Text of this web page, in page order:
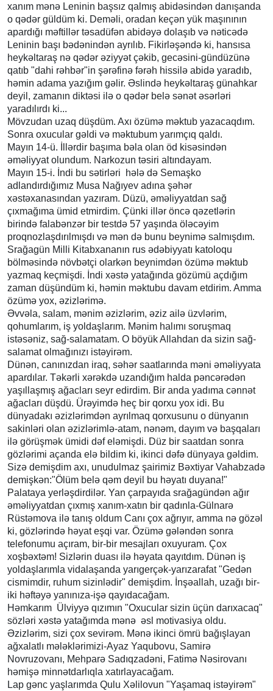
xanım mənə Leninin başsız qalmış abidəsindən danışanda
o qədər güldüm ki. Deməli, oradan keçən yük maşınının
apardığı məftillər təsadüfən abidəyə dolaşıb və nəticədə
Leninin başı bədənindən ayrılıb. Fikirləşəndə ki, hansısa
heykəltaraş nə qədər əziyyət çəkib, gecəsini-gündüzünə
qatıb "dahi rəhbər"in şərəfinə fərəh hissilə abidə yaradıb,
həmin adama yazığım gəlir. Əslində heykəltaraş günahkar
deyil, zamanın diktəsi ilə o qədər belə sənət əsərləri
yaradılırdı ki...
Mövzudan uzaq düşdüm. Axı özümə məktub yazacaqdım.
Sonra oxucular gəldi və məktubum yarımçıq qaldı.
Mayın 14-ü. İllərdir başıma bəla olan öd kisəsindən
əməliyyat olundum. Narkozun təsiri altındayam.
Mayın 15-i. İndi bu sətirləri hələ də Semaşko
adlandırdığımız Musa Nağıyev adına şəhər
xəstəxanasından yazıram. Düzü, əməliyyatdan sağ
çıxmağıma ümid etmirdim. Çünki illər öncə qəzetlərin
birində falabənzər bir testdə 57 yaşında öləcəyim
proqnozlaşdırılmışdı və mən də bunu beynimə salmışdım.
Srağagün Milli Kitabxananın rus ədəbiyyatı katoloqu
bölməsində növbətçi olarkən beynimdən özümə məktub
yazmaq keçmişdi. İndi xəstə yatağında gözümü açdığım
zaman düşündüm ki, həmin məktubu davam etdirim. Amma
özümə yox, əzizlərimə.
Əvvəla, salam, mənim əzizlərim, əziz ailə üzvlərim,
qohumlarım, iş yoldaşlarım. Mənim halımı soruşmaq
istəsəniz, sağ-salamatam. O böyük Allahdan da sizin sağ-
salamat olmağınızı istəyirəm.
Dünən, canınızdan iraq, səhər saatlarında məni əməliyyata
apardılar. Təkərli xərəkdə uzandığım halda pəncərədən
yaşıllaşmış ağacları seyr edirdim. Bir anda yadıma cənnət
ağacları düşdü. Ürəyimdə heç bir qorxu yox idi. Bu
dünyadakı əzizlərimdən ayrılmaq qorxusunu o dünyanın
sakinləri olan əzizlərimlə-atam, nənəm, dayım və başqaları
ilə görüşmək ümidi dəf eləmişdi. Düz bir saatdan sonra
gözlərimi açanda elə bildim ki, ikinci dəfə dünyaya gəldim.
Sizə demişdim axı, unudulmaz şairimiz Bəxtiyar Vahabzadə
demişkən:"Ölüm belə qəm deyil bu həyatı duyana!"
Palataya yerləşdirdilər. Yan çarpayıda srağagündən ağır
əməliyyatdan çıxmış xanım-xatın bir qadınla-Gülnarə
Rüstəmova ilə tanış oldum Canı çox ağrıyır, amma nə gözəl
ki, gözlərində həyat eşqi var. Özümə gələndən sonra
telefonumu açıram, bir-bir mesajları oxuyuram. Çox
xoşbəxtəm! Sizlərin duası ilə həyata qayıtdım. Dünən iş
yoldaşlarımla vidalaşanda yarıgerçək-yarızarafat "Gedən
cismimdir, ruhum sizinlədir" demişdim. İnşəallah, uzağı bir-
iki həftəyə yanınıza-işə qayıdacağam.
Həmkarım Ülviyyə qızımın "Oxucular sizin üçün darıxacaq"
sözləri xəstə yatağımda mənə əsl motivasiya oldu.
Əzizlərim, sizi çox sevirəm. Mənə ikinci ömrü bağışlayan
ağxalatlı mələklərimizi-Ayaz Yaqubovu, Samirə
Novruzovanı, Mehparə Sadıqzadəni, Fatimə Nəsirovanı
həmişə minnətdarlıqla xatırlayacağam.
Lap gənc yaşlarımda Qulu Xəlilovun "Yaşamaq istəyirəm"